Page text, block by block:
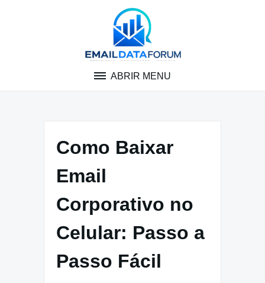
ABRIR MENU
Como Baixar
Email
Corporativo no
Celular: Passo a
Passo Fácil